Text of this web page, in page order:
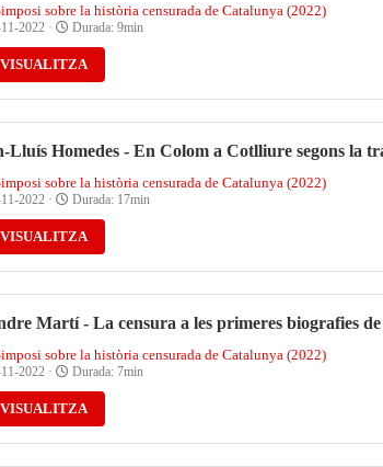
sobre la història censurada de Catalunya (2022)
2022 · Durada: 9min
VISUALITZA
Lluís Homedes - En Colom a Cotlliure segons la
sobre la història censurada de Catalunya (2022)
2022 · Durada: 17min
VISUALITZA
Martí - La censura a les primeres biografies de
sobre la història censurada de Catalunya (2022)
2022 · Durada: 7min
VISUALITZA